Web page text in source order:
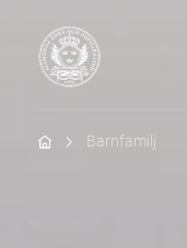
Hem Barnfamilj